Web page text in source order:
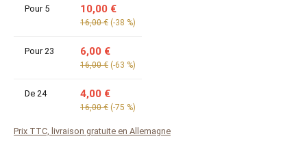
Pour 5 10,00 €
16,00 € (-38 %)
Pour 23 6,00 €
16,00 € (-63 %)
De 24 4,00 €
16,00 € (-75 %)
Prix TTC, livraison gratuite en Allemagne